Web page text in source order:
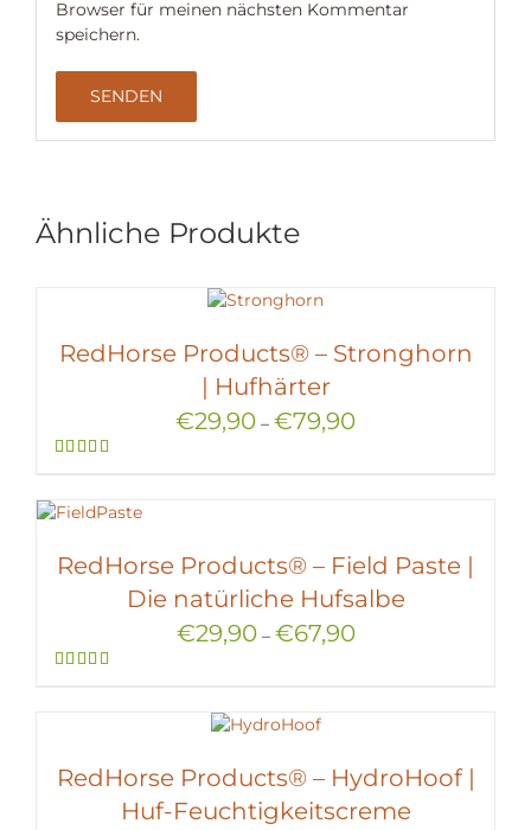
Browser für meinen nächsten Kommentar
speichern.
Ähnliche Produkte
RedHorse Products® – Stronghorn
| Hufhärter
von 5
€29,90 – €79,90
RedHorse Products® – Field Paste |
Die natürliche Hufsalbe
€29,90– €67,90
RedHorse Products® – HydroHoof |
Huf-Feuchtigkeitscreme